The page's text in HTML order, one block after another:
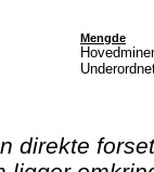
Mengde
direkte